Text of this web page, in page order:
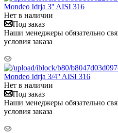
Mondeo Idrja 3'' AISI 316
Нет в наличии
Под заказ
Наши менеджеры обязательно
условия заказа
Mondeo Idrja 3/4'' AISI 316
Нет в наличии
Под заказ
Наши менеджеры обязательно
условия заказа